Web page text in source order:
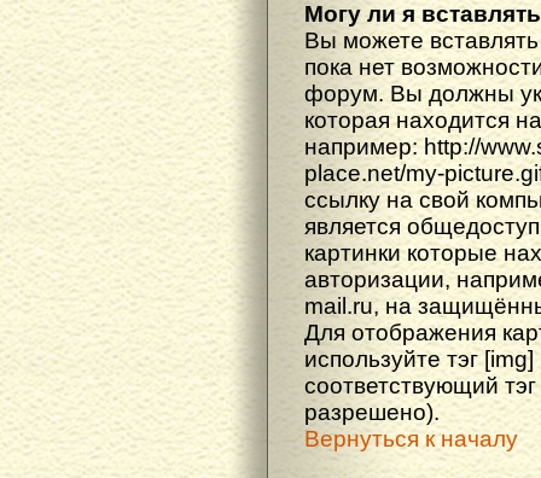
Могу ли я
Вы можете
пока нет
форум. Вы должны
которая находится
например: http://
place.net/my-
ссылку на свой
является
картинки которые
авторизации,
mail.ru, на
Для отображения
используйте тэг
соответствующий
разрешено).
Вернуться к началу